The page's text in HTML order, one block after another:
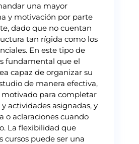
una mayor
y motivación por parte
dado que no cuentan
tan rígida como los
En este tipo de
fundamental que el
capaz de organizar su
de manera efectiva,
para completar
y actividades asignadas, y
o aclaraciones cuando
La flexibilidad que
cursos puede ser una